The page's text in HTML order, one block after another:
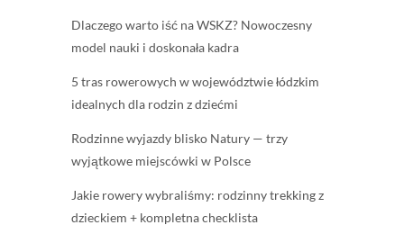
Dlaczego warto iść na WSKZ? Nowoczesny
model nauki i doskonała kadra
5 tras rowerowych w województwie łódzkim
idealnych dla rodzin z dziećmi
Rodzinne wyjazdy blisko Natury — trzy
wyjątkowe miejscówki w Polsce
Jakie rowery wybraliśmy: rodzinny trekking z
dzieckiem + kompletna checklista